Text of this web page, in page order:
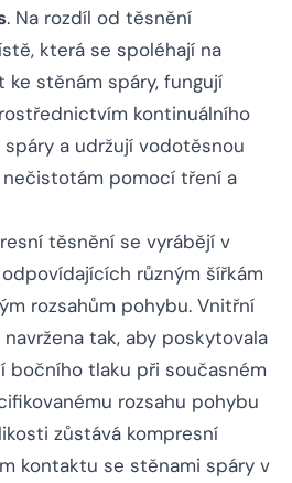
. Na rozdíl od těsnění
která se spoléhají na
stěnám spáry, fungují
kontinuálního
a udržují vodotěsnou
pomocí tření a
těsnění se vyrábějí v
různým šířkám
rozsahům pohybu. Vnitřní
tak, aby poskytovala
bočního tlaku při současném
rozsahu pohybu
zůstává kompresní
kontaktu se stěnami spáry v